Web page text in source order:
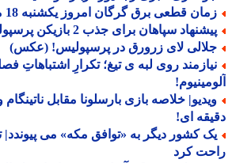
قطعی برق گرگان امروز یکشنبه 18 مرداد (خاموشی برق)
سپاهان برای جذب 2 بازیکن پرسپولیس
لای زرورق در پرسپولیس! (عکس)
روی لبه ی تیغ؛ تکرارِ اشتباهاتِ فصل
ای!
کشور دیگر به «توافق مکه» می پیوندد|
کرد